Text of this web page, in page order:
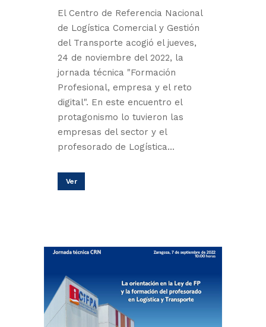
El Centro de Referencia Nacional
de Logística Comercial y Gestión
del Transporte acogió el jueves,
24 de noviembre del 2022, la
jornada técnica "Formación
Profesional, empresa y el reto
digital". En este encuentro el
protagonismo lo tuvieron las
empresas del sector y el
profesorado de Logística...
Ver